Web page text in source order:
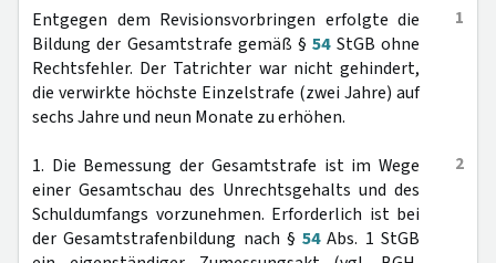
1
Entgegen dem Revisionsvorbringen erfolgte die
Bildung der Gesamtstrafe gemäß §54StGB ohne
Rechtsfehler. Der Tatrichter war nicht gehindert,
die verwirkte höchste Einzelstrafe (zwei Jahre) auf
sechs Jahre und neun Monate zu erhöhen.
2
1. Die Bemessung der Gesamtstrafe ist im Wege
einer Gesamtschau des Unrechtsgehalts und des
Schuldumfangs vorzunehmen. Erforderlich ist bei
der Gesamtstrafenbildung nach §54Abs. 1 StGB